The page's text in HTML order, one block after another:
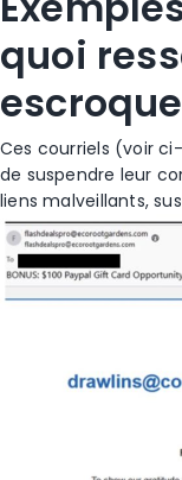
quoi
Ces courriels (voir
de suspendre leur
liens malveillants,